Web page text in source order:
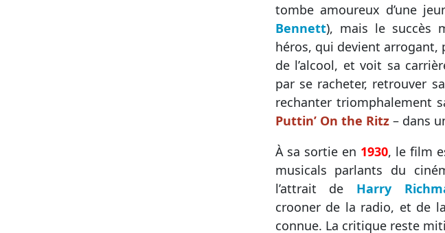
tombe amoureux d’une
Bennett), mais le succès
héros, qui devient arrogant,
de l’alcool, et voit sa
par se racheter, retrouver
rechanter triomphalement
Puttin’ On the Ritz– dans
À sa sortie en 1930, le film
musicals parlants du
l’attrait de Harry
crooner de la radio, et de
connue. La critique reste